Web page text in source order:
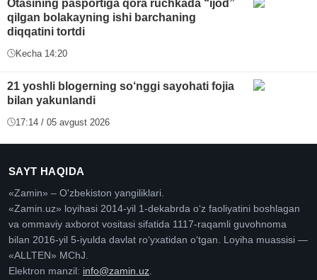
Otasining pasportiga qora ruchkada “ijod”
qilgan bolakayning ishi barchaning
diqqatini tortdi
Kecha 14:20
21 yoshli blogerning so‘nggi sayohati fojia
bilan yakunlandi
17:14 / 05 avgust 2026
SAYT HAQIDA
«Zamin» – O'zbekiston yangiliklari.
«Zamin.uz» loyihasi 2014-yil 1-dekabrda oʻz faoliyatini boshlagan
va ommaviy axborot vositasi sifatida 1117-raqamli guvohnoma
bilan 2016-yil 5-iyulda davlat roʻyxatidan oʻtgan. Loyiha muassisi —
«ALLTEN» MChJ.
Elektron manzil: info@zamin.uz